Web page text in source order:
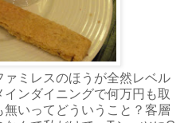
ミレスのほうが全然レベル
ンダイニングで何万円も取
いってどういうこと？客層